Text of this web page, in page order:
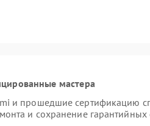
мастера
и прошедшие сертификацию
и сохранение гарантийных